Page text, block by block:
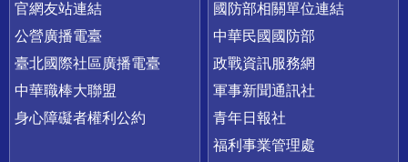
官網友站連結
公營廣播電臺
臺北國際社區廣播電臺
中華職棒大聯盟
身心障礙者權利公約
國防部相關單位連結
中華民國國防部
政戰資訊服務網
軍事新聞通訊社
青年日報社
福利事業管理處